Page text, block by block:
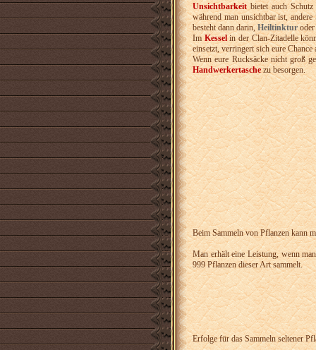
Unsichtbarkeit bietet auch
während man unsichtbar ist,
besteht dann darin, Heiltinkturoder
Im Kesselin der Clan-Zitadelle
einsetzt, verringert sich eure
Wenn eure Rucksäcke nicht groß
Handwerkertaschezu besorgen.
Beim Sammeln von Pflanzen kann
Man erhält eine Leistung, wenn
999 Pflanzen dieser Art sammelt.
Erfolge für das Sammeln seltener